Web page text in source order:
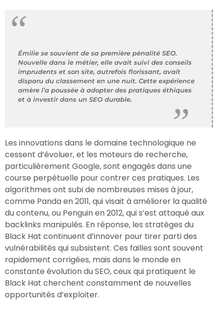
Émilie se souvient de sa première pénalité SEO.
Nouvelle dans le métier, elle avait suivi des conseils
imprudents et son site, autrefois florissant, avait
disparu du classement en une nuit. Cette expérience
amère l’a poussée à adopter des pratiques éthiques
et à investir dans un SEO durable.
Les innovations dans le domaine technologique ne
cessent d’évoluer, et les moteurs de recherche,
particulièrement Google, sont engagés dans une
course perpétuelle pour contrer ces pratiques. Les
algorithmes ont subi de nombreuses mises à jour,
comme Panda en 2011, qui visait à améliorer la qualité
du contenu, ou Penguin en 2012, qui s’est attaqué aux
backlinks manipulés. En réponse, les stratèges du
Black Hat continuent d’innover pour tirer parti des
vulnérabilités qui subsistent. Ces failles sont souvent
rapidement corrigées, mais dans le monde en
constante évolution du SEO, ceux qui pratiquent le
Black Hat cherchent constamment de nouvelles
opportunités d’exploiter.